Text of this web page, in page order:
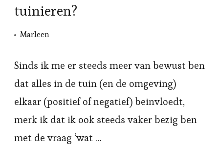
tuinieren?
Marleen
Sinds ik me er steeds meer van bewust ben
dat alles in de tuin (en de omgeving)
elkaar (positief of negatief) beinvloedt,
merk ik dat ik ook steeds vaker bezig ben
met de vraag ‘wat …